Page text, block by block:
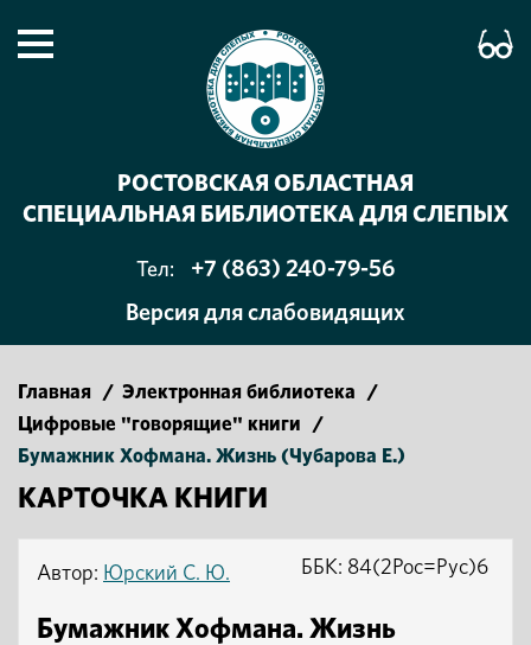
РОСТОВСКАЯ ОБЛАСТНАЯ
СПЕЦИАЛЬНАЯ БИБЛИОТЕКА ДЛЯ СЛЕПЫХ
Тел:
+7 (863) 240-79-56
Версия для слабовидящих
Главная / Электронная библиотека
/
Цифровые "говорящие" книги
/
Бумажник Хофмана. Жизнь (Чубарова Е.)
КАРТОЧКА КНИГИ
Автор: Юрский С. Ю.
Бумажник Хофмана. Жизнь
ББК: 84(2Рос=Рус)6